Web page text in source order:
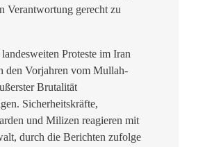
Verantwortung gerecht zu
Proteste im Iran
den Vorjahren vom Mullah-
Brutalität
Sicherheitskräfte,
und Milizen reagieren mit
durch die Berichten zufolge